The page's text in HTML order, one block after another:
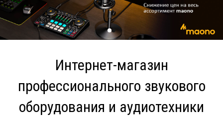
Интернет-магазин
профессионального звукового
оборудования и аудиотехники